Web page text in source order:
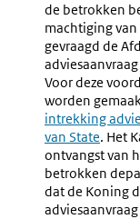
de betrokken
machtiging
gevraagd de
Voor deze
worden
intrekking
van State. Het
ontvangst van
betrokken
dat de Koning